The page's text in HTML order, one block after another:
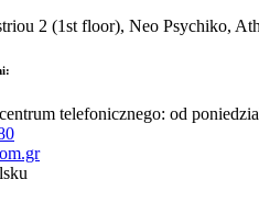
2 (1st floor), Neo Psychiko,
telefonicznego: od